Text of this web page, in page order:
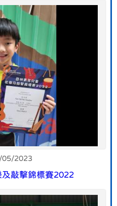
05/2023
敲擊錦標賽2022